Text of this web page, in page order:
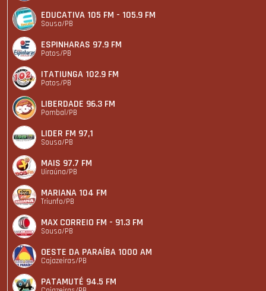
EDUCATIVA 105 FM - 105.9 FM
Sousa/PB
ESPINHARAS 97.9 FM
Patos/PB
ITATIUNGA 102.9 FM
Patos/PB
LIBERDADE 96.3 FM
Pombal/PB
LIDER FM 97,1
Sousa/PB
MAIS 97.7 FM
Uiraúna/PB
MARIANA 104 FM
Triunfo/PB
MAX CORREIO FM - 91.3 FM
Sousa/PB
OESTE DA PARAÍBA 1000 AM
Cajazeiras/PB
PATAMUTÉ 94.5 FM